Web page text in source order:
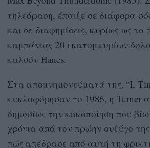
τηλεόραση, έπαιξε σε διάφορα
και σε διαφημίσεις, κυρίως ως το
καμπάνιας 20 εκατομμυρίων
καλσόν Hanes.
Στα απομνημονεύματά της, “I,
κυκλοφόρησαν το 1986, η Turner
δημοσίως την κακοποίηση που
χρόνια από τον πρώην συζύγο
πώς απέδρασε από αυτή τη